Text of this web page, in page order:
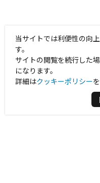
当サイトでは利便性の向
す。
サイトの閲覧を続行した
になります。
詳細はクッキーポリシー